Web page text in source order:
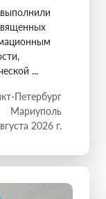
...
Петербург
Мариуполь
2026 г.